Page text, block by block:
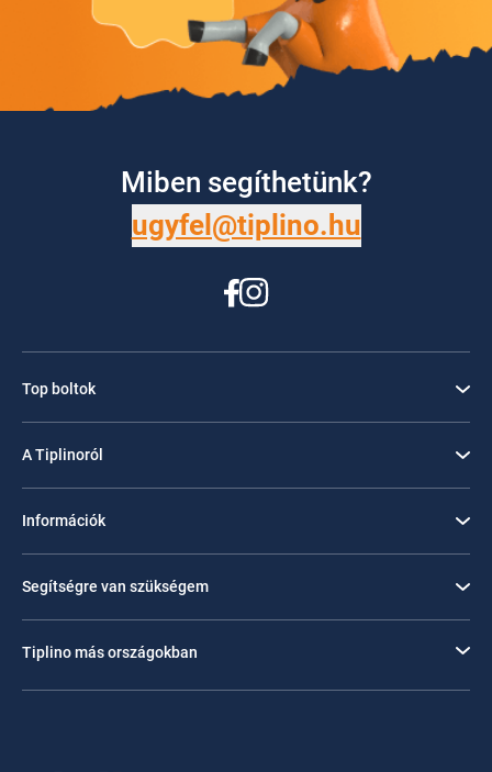
Miben segíthetünk?
ugyfel@tiplino.hu
Top boltok
A Tiplinoról
Információk
Segítségre van szükségem
Tiplino más országokban